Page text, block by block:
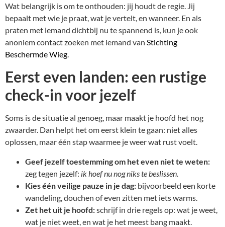
Wat belangrijk is om te onthouden: jij houdt de regie. Jij
bepaalt met wie je praat, wat je vertelt, en wanneer. En als
praten met iemand dichtbij nu te spannend is, kun je ook
anoniem contact zoeken met iemand van Stichting
Beschermde Wieg
Eerst even landen: een rustige
check-in voor jezelf
Soms is de situatie al genoeg, maar maakt je hoofd het nog
zwaarder. Dan helpt het om eerst klein te gaan: niet alles
oplossen, maar één stap waarmee je weer wat rust voelt.
Geef jezelf toestemming om het even niet te weten:
zeg tegen jezelf: ik hoef nu nog niks te beslissen
Kies één veilige pauze in je dag: bijvoorbeeld een korte
wandeling, douchen of even zitten met iets warms.
Zet het uit je hoofd:schrijf in drie regels op: wat je weet,
wat je niet weet, en wat je het meest bang maakt.